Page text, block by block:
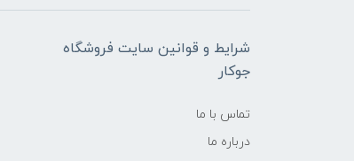
شرایط و قوانین سایت فروشگاه
جوکار
تماس با ما
درباره ما